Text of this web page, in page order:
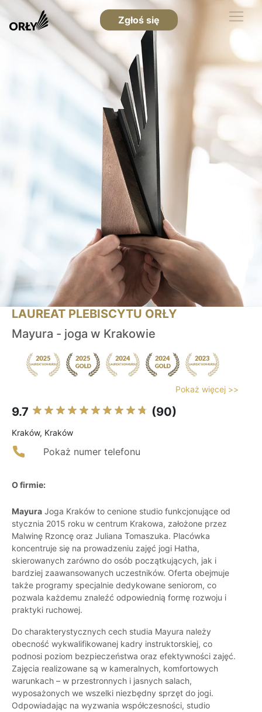
Zgłoś się
LAUREAT PLEBISCYTU ORŁY
Mayura - joga w Krakowie
Pokaż więcej >>
9.7 (90)
Kraków, Kraków
Pokaż numer telefonu
O firmie:
Mayura Joga Kraków to cenione studio funkcjonujące od
stycznia 2015 roku w centrum Krakowa, założone przez
Malwinę Rzoncę oraz Juliana Tomaszuka. Placówka
koncentruje się na prowadzeniu zajęć jogi Hatha,
skierowanych zarówno do osób początkujących, jak i
bardziej zaawansowanych uczestników. Oferta obejmuje
także programy specjalnie dedykowane seniorom, co
pozwala każdemu znaleźć odpowiednią formę rozwoju i
praktyki ruchowej.
Do charakterystycznych cech studia Mayura należy
obecność wykwalifikowanej kadry instruktorskiej, co
podnosi poziom bezpieczeństwa oraz efektywności zajęć.
Zajęcia realizowane są w kameralnych, komfortowych
warunkach – w przestronnych i jasnych salach,
wyposażonych we wszelki niezbędny sprzęt do jogi.
Odpowiadając na wyzwania współczesności, studio